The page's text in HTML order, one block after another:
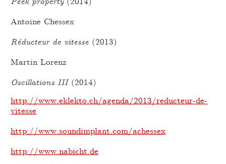
Antoine Chessex
Réducteur de vitesse (2013)
Martin Lorenz
Oscillations III(2014)
http://www.eklekto.ch/agenda/2013/reducteur-de-
vitesse
http://www.soundimplant.com/achessex
http://www.nabicht.de